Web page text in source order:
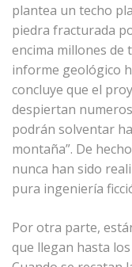
plantea un techo
piedra fracturada
encima millones de
informe geológico
concluye que el
despiertan
podrán solventar
montaña”. De
nunca han sido
pura ingeniería
Por otra parte,
que llegan hasta